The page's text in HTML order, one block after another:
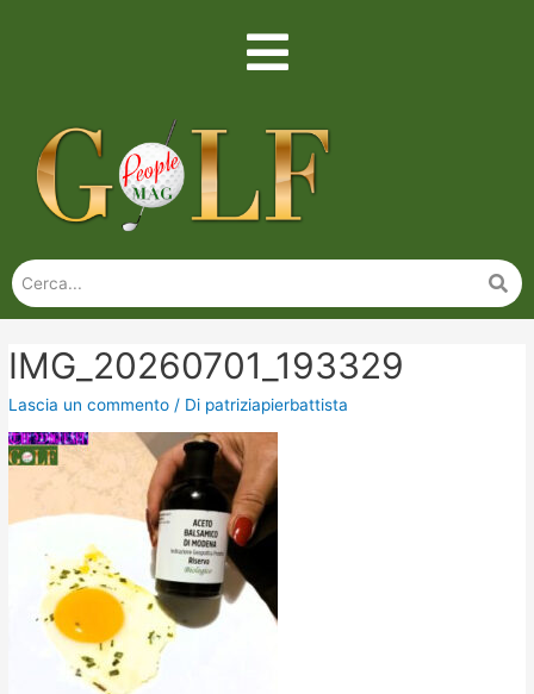
IMG_20260701_193329
Lascia un commento / Di patriziapierbattista